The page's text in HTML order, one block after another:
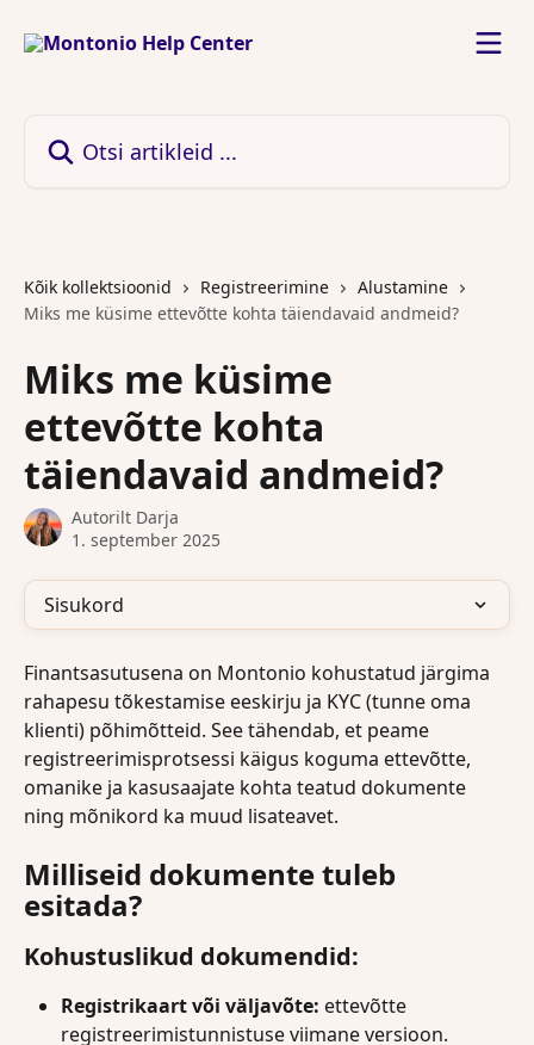
Kõik kollektsioonid Registreerimine
Alustamine
Miks me küsime ettevõtte kohta täiendavaid andmeid?
Miks me küsime
ettevõtte kohta
täiendavaid andmeid?
Autorilt Darja
1. september 2025
Sisukord
Finantsasutusena on Montonio kohustatud järgima
rahapesu tõkestamise eeskirju ja KYC (tunne oma
klienti) põhimõtteid. See tähendab, et peame
registreerimisprotsessi käigus koguma ettevõtte,
omanike ja kasusaajate kohta teatud dokumente
ning mõnikord ka muud lisateavet.
Milliseid dokumente tuleb
esitada?
Kohustuslikud dokumendid:
Registrikaart või väljavõte: ettevõtte
registreerimistunnistuse viimane versioon.